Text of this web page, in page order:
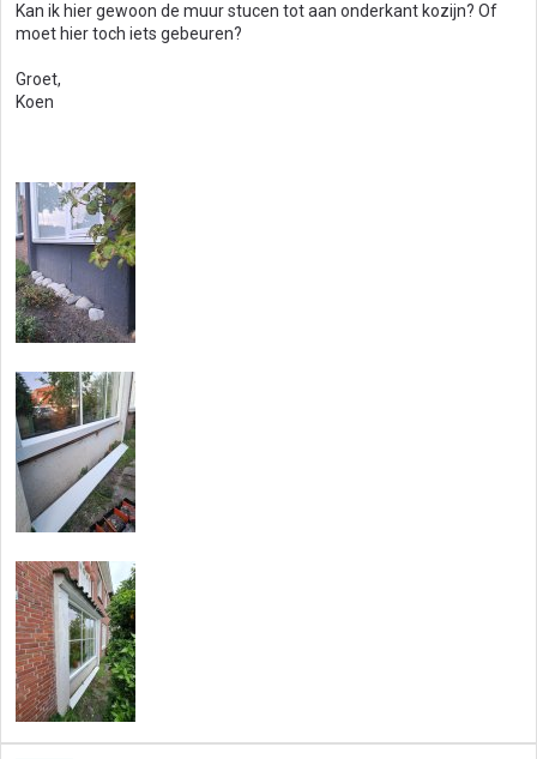
Kan ik hier gewoon de muur stucen tot aan onderkant kozijn? Of
moet hier toch iets gebeuren?
Groet,
Koen